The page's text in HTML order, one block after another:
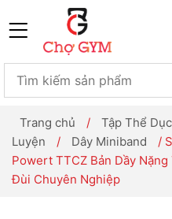
Trang chủ / Tập Thể
Luyện
/ Dây Miniband
/
Powert TTCZ Bản Dầy
Đùi Chuyên Nghiệp